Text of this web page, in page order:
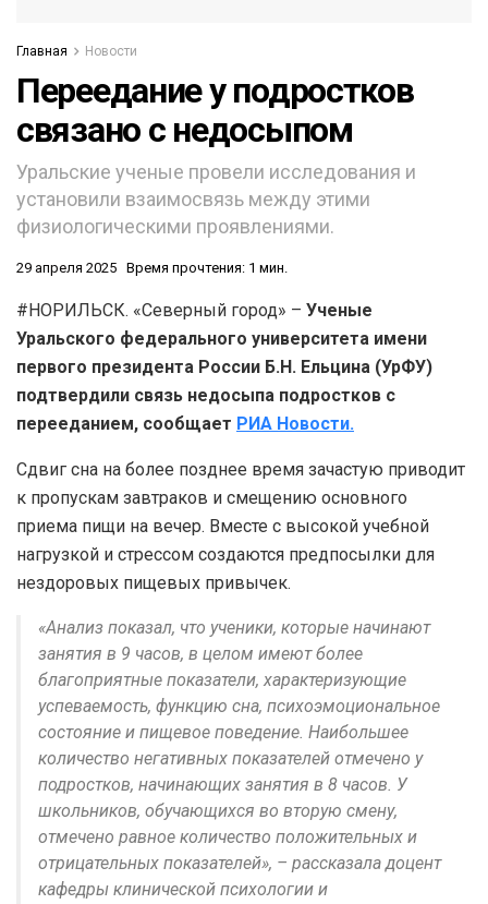
Главная Новости
Переедание у подростков
связано с недосыпом
Уральские ученые провели исследования и
установили взаимосвязь между этими
физиологическими проявлениями.
29 апреля 2025 Время прочтения: 1 мин.
#НОРИЛЬСК. «Северный город» – Ученые
Уральского федерального университета имени
первого президента России Б.Н. Ельцина (УрФУ)
подтвердили связь недосыпа подростков с
перееданием, сообщает РИА Новости.
Сдвиг сна на более позднее время зачастую приводит
к пропускам завтраков и смещению основного
приема пищи на вечер. Вместе с высокой учебной
нагрузкой и стрессом создаются предпосылки для
нездоровых пищевых привычек.
«Анализ показал, что ученики, которые начинают
занятия в 9 часов, в целом имеют более
благоприятные показатели, характеризующие
успеваемость, функцию сна, психоэмоциональное
состояние и пищевое поведение. Наибольшее
количество негативных показателей отмечено у
подростков, начинающих занятия в 8 часов. У
школьников, обучающихся во вторую смену,
отмечено равное количество положительных и
отрицательных показателей», – рассказала доцент
кафедры клинической психологии и